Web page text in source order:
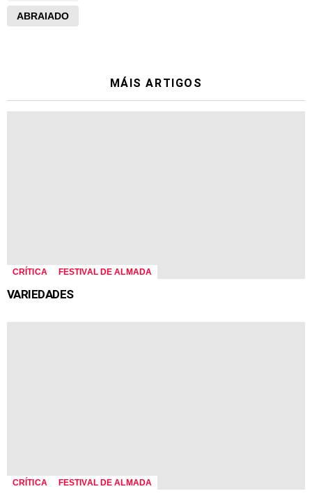
ABRAIADO
MÁIS ARTIGOS
CRÍTICA FESTIVAL DE ALMADA
VARIEDADES
CRÍTICA FESTIVAL DE ALMADA